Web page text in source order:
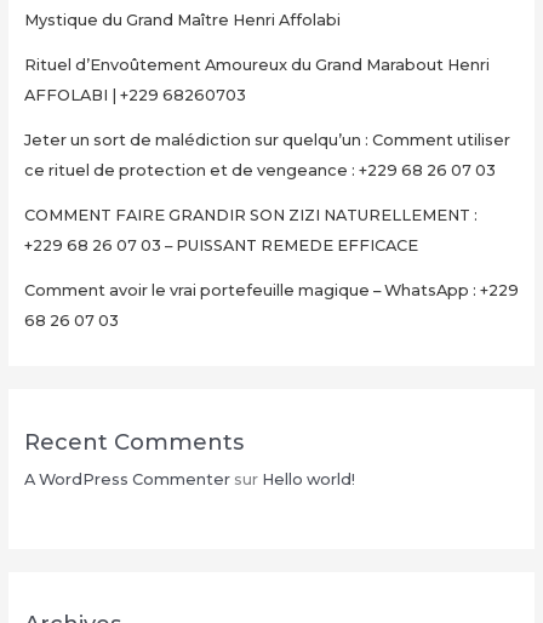
Mystique du Grand Maître Henri Affolabi
Rituel d’Envoûtement Amoureux du Grand Marabout Henri
AFFOLABI | +229 68260703
Jeter un sort de malédiction sur quelqu’un : Comment utiliser
ce rituel de protection et de vengeance : +229 68 26 07 03
COMMENT FAIRE GRANDIR SON ZIZI NATURELLEMENT :
+229 68 26 07 03 – PUISSANT REMEDE EFFICACE
Comment avoir le vrai portefeuille magique – WhatsApp : +229
68 26 07 03
Recent Comments
A WordPress Commentersur Hello world!